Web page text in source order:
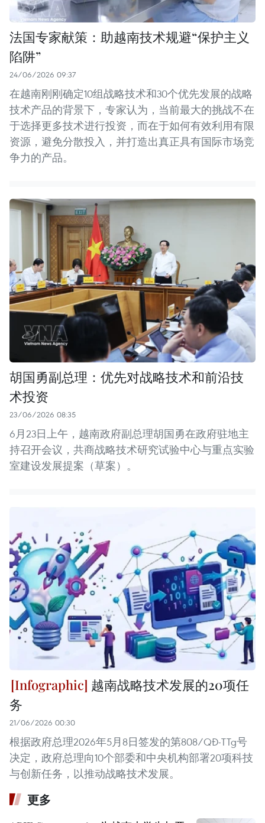
法国专家献策：助越南技术规避“保护主义
陷阱”
24/06/2026 09:37
在越南刚刚确定10组战略技术和30个优先发展的战略
技术产品的背景下，专家认为，当前最大的挑战不在
于选择更多技术进行投资，而在于如何有效利用有限
资源，避免分散投入，并打造出真正具有国际市场竞
争力的产品。
胡国勇副总理：优先对战略技术和前沿技
术投资
23/06/2026 08:35
6月23日上午，越南政府副总理胡国勇在政府驻地主
持召开会议，共商战略技术研究试验中心与重点实验
室建设发展提案（草案）。
越南战略技术发展的20项任
务
21/06/2026 00:30
根据政府总理2026年5月8日签发的第808/QĐ-TTg号
决定，政府总理向10个部委和中央机构部署20项科技
与创新任务，以推动战略技术发展。
更多